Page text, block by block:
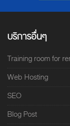
บริการอื่นๆ
Training room for
Web Hosting
SEO
Blog Post